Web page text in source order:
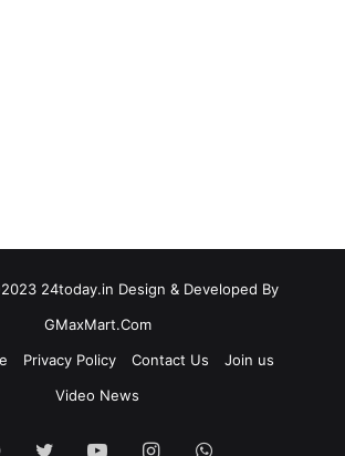
24today.in Design & Developed By
GMaxMart.Com
Privacy Policy Contact Us
Join us
Video News